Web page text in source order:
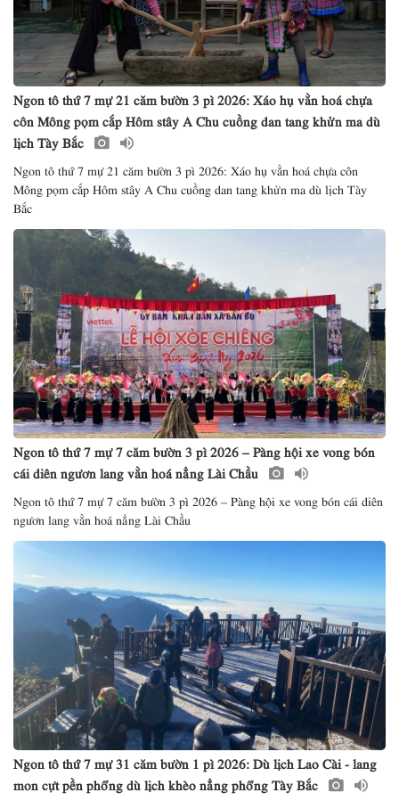
Ngon tô thứ 7 mự 21 căm bườn 3 pì 2026: Xáo hụ vằn hoá chựa
côn Mông pọm cắp Hôm stây A Chu cuồng dan tang khửn ma dù
lịch Tày Bắc
Ngon tô thứ 7 mự 21 căm bườn 3 pì 2026: Xáo hụ vằn hoá chựa côn
Mông pọm cắp Hôm stây A Chu cuồng dan tang khửn ma dù lịch Tày
Bắc
Ngon tô thứ 7 mự 7 căm bườn 3 pì 2026 – Pàng hội xe vong bón
cái diên ngươn lang vằn hoá nẳng Lài Chầu
Ngon tô thứ 7 mự 7 căm bườn 3 pì 2026 – Pàng hội xe vong bón cái diên
ngươn lang vằn hoá nẳng Lài Chầu
Ngon tô thứ 7 mự 31 căm bườn 1 pì 2026: Dù lịch Lao Cài - lang
mon cựt pền phổng dù lịch khèo nẳng phổng Tày Bắc